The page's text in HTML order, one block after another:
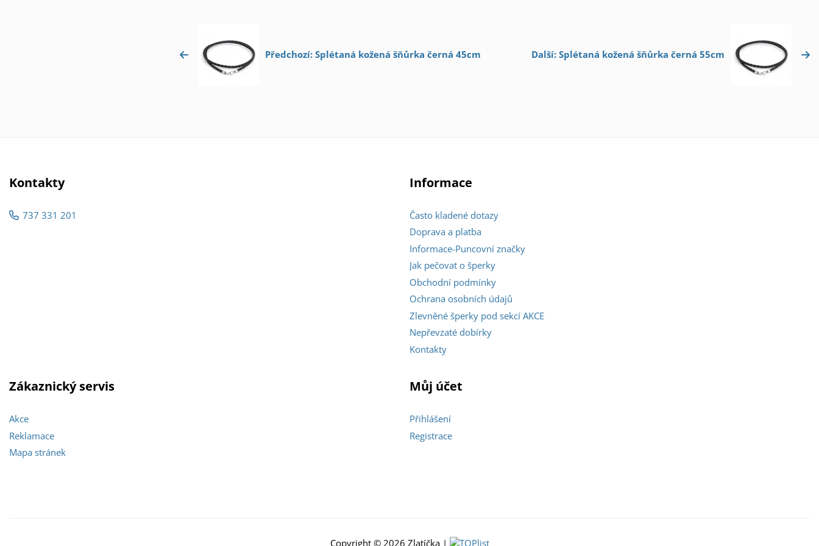
Předchozí: Splétaná kožená šňůrka černá 45cm Další: Splétaná kožená šňůrka černá 55cm
Kontakty
737 331 201
Informace
Často kladené dotazy
Doprava a platba
Informace-Puncovní značky
Jak pečovat o šperky
Obchodní podmínky
Ochrana osobních údajů
Zlevněné šperky pod sekcí AKCE
Nepřevzaté dobírky
Kontakty
Zákaznický servis
Akce
Reklamace
Mapa stránek
Můj účet
Přihlášení
Registrace
Copyright © 2026 Zlatíčka |